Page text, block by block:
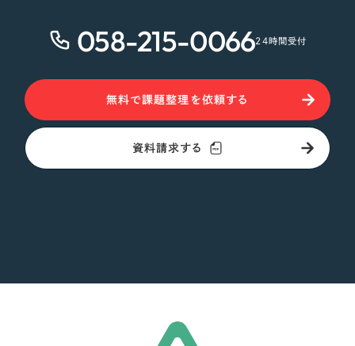
058-215-006624時間受付
無料で課題整理を依頼する
資料請求する